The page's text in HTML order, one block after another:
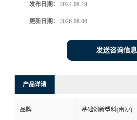
发布日期： 2024-08-19
更新日期： 2026-08-06
发送咨询信息
产品详请
品牌 基础创新塑料(南沙)